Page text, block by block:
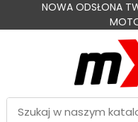
NOWA ODSŁONA